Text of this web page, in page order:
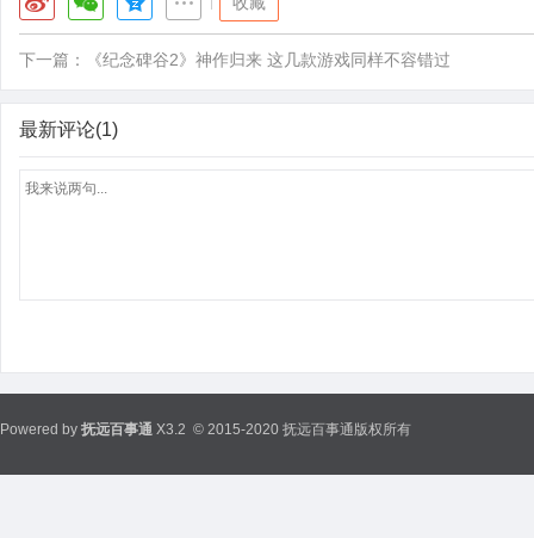
下一篇： 《纪念碑谷2》神作归来 这几款游戏同样不容错过
最新评论(1)
Powered by 抚远百事通 X3.2 © 2015-2020 抚远百事通版权所有